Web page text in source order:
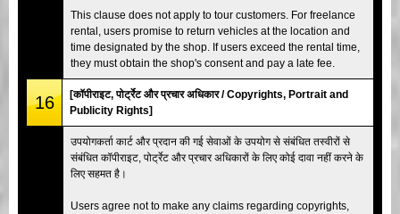
This clause does not apply to tour customers. For freelance
rental, users promise to return vehicles at the location and
time designated by the shop. If users exceed the rental time,
they must obtain the shop's consent and pay a late fee.
16
[कॉपीराइट, पोर्ट्रेट और प्रचार अधिकार / Copyrights, Portrait and
Publicity Rights]
उपयोगकर्ता कार्ट और प्रदान की गई सेवाओं के उपयोग से संबंधित तस्वीरों से
संबंधित कॉपीराइट, पोर्ट्रेट और प्रचार अधिकारों के लिए कोई दावा नहीं करने के
लिए सहमत है।
Users agree not to make any claims regarding copyrights,